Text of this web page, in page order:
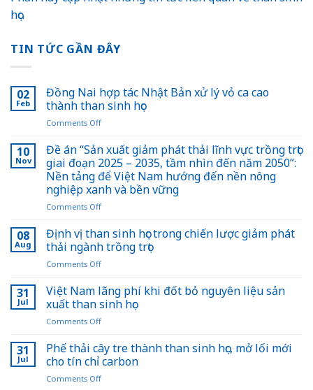
học.
TIN TỨC GẦN ĐÂY
02
Feb
Đồng Nai hợp tác Nhật Bản xử lý vỏ ca cao
thành than sinh học
Comments Offon
Nai
hợp
tác
Nhật
Bản
xử
ca
cao
thành
sinh
học
10
Nov
Đề án “Sản xuất giảm phát thải lĩnh vực trồng trọt
giai đoạn 2025 – 2035, tầm nhìn đến năm 2050”:
Nền tảng để Việt Nam hướng đến nền nông
nghiệp xanh và bền vững
Comments Offon
án
“Sản
xuất
giảm
thải
lĩnh
trồng
giai
đoạn
08
Aug
Định vị than sinh học trong chiến lược giảm phát
thải ngành trồng trọt
Comments Offon
vị
than
sinh
học
chiến
lược
phát
31
Jul
Việt Nam lãng phí khi đốt bỏ nguyên liệu sản
xuất than sinh học
Comments Offon
Nam
lãng
phí
khi
31
Jul
Phế thải cây tre thành than sinh học, mở lối mới
cho tín chỉ carbon
Comments Offon